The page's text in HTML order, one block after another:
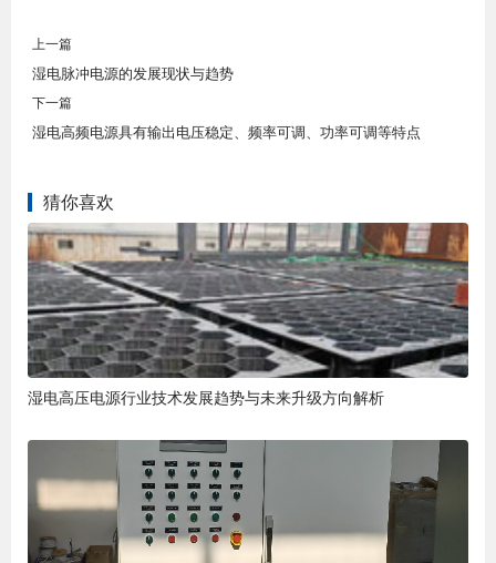
上一篇
湿电脉冲电源的发展现状与趋势
下一篇
湿电高频电源具有输出电压稳定、频率可调、功率可调等特点
猜你喜欢
湿电高压电源行业技术发展趋势与未来升级方向解析